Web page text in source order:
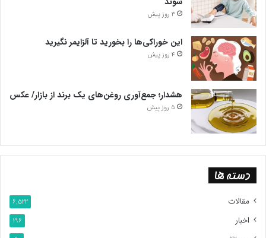
حاجی شدند که بر اساس برنامه‌ریزی تا اوایل ماه محرم روند بازگشت
حجاج کشورمان ادامه دارد.
پایان پیام/
3 روز پیش
این خوراکی‌ها را بخورید تا آلزایمر نگیرید
4 روز پیش
هشدار؛ جمع‌آوری روغن‌های یک برند از بازار/ عکس
5 روز پیش
دسته ها
مقالات 6,522
اخبار 196